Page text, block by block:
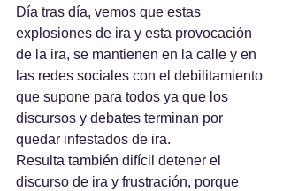
Día tras día, vemos que estas
explosiones de ira y esta provocación
de la ira, se mantienen en la calle y en
las redes sociales con el debilitamiento
que supone para todos ya que los
discursos y debates terminan por
quedar infestados de ira.
Resulta también difícil detener el
discurso de ira y frustración, porque